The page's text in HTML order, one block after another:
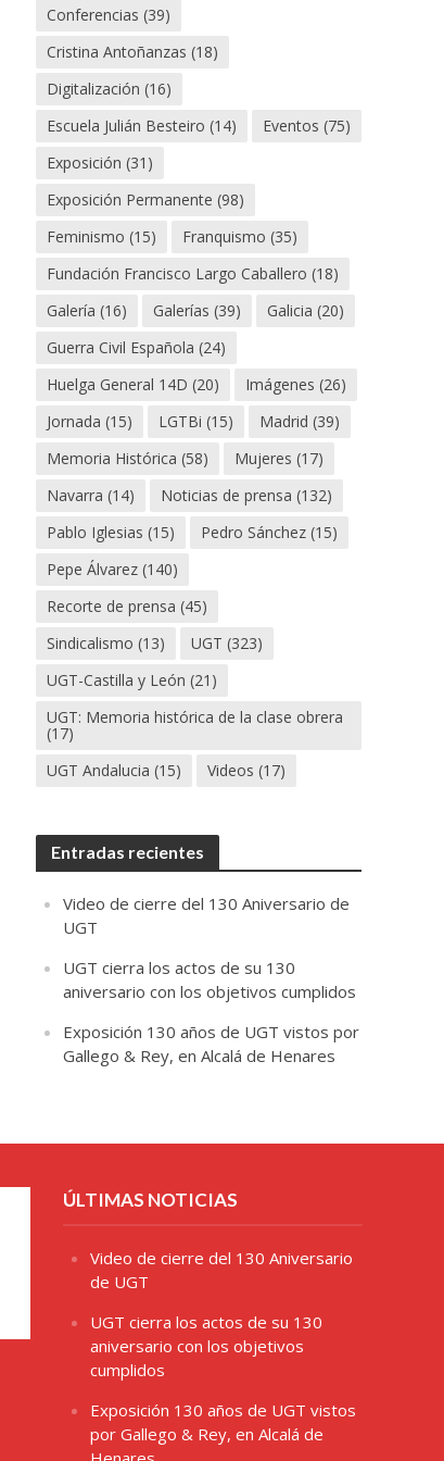
Conferencias (39)
Cristina Antoñanzas (18)
Digitalización (16)
Escuela Julián Besteiro (14) Eventos (75)
Exposición (31)
Exposición Permanente (98)
Feminismo (15) Franquismo (35)
Fundación Francisco Largo Caballero (18)
Galería (16) Galerías (39) Galicia (20)
Guerra Civil Española (24)
Huelga General 14D (20) Imágenes (26)
Jornada (15) LGTBi (15) Madrid (39)
Memoria Histórica (58) Mujeres (17)
Navarra (14) Noticias de prensa (132)
Pablo Iglesias (15) Pedro Sánchez (15)
Pepe Álvarez (140)
Recorte de prensa (45)
Sindicalismo (13) UGT (323)
UGT-Castilla y León (21)
UGT: Memoria histórica de la clase obrera
(17)
UGT Andalucia (15) Videos (17)
Entradas recientes
Video de cierre del 130 Aniversario de
UGT
UGT cierra los actos de su 130
aniversario con los objetivos cumplidos
Exposición 130 años de UGT vistos por
Gallego & Rey, en Alcalá de Henares
ÚLTIMAS NOTICIAS
Video de cierre del 130 Aniversario
de UGT
UGT cierra los actos de su 130
aniversario con los objetivos
cumplidos
Exposición 130 años de UGT vistos
por Gallego & Rey, en Alcalá de